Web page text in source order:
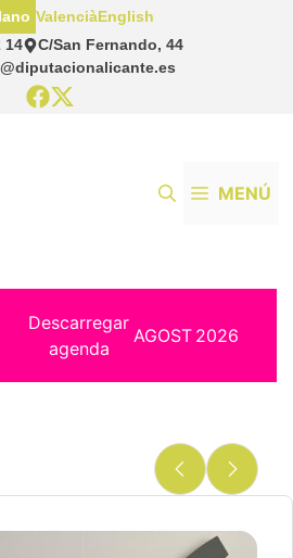
14
C/San Fernando, 44
ValenciàEnglish
MENÚ
Descarregar
agenda
AGOST 2026